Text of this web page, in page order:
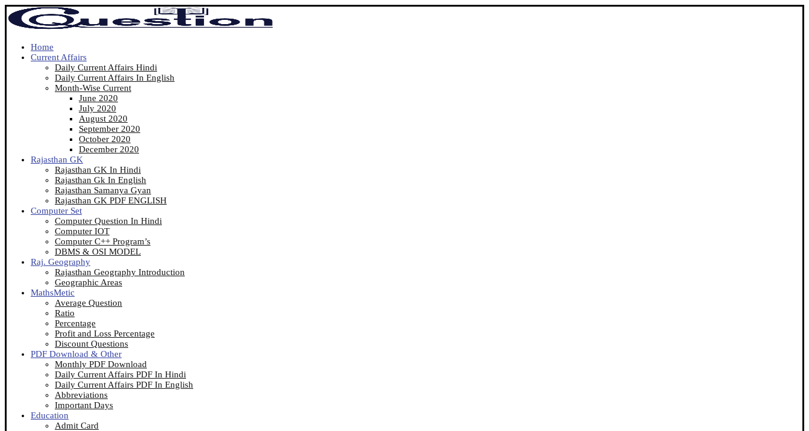
Home
Current Affairs
Daily Current Affairs Hindi
Daily Current Affairs In English
Month-Wise Current
June 2020
July 2020
August 2020
September 2020
October 2020
December 2020
Rajasthan GK
Rajasthan GK In Hindi
Rajasthan Gk In English
Rajasthan Samanya Gyan
Rajasthan GK PDF ENGLISH
Computer Set
Computer Question In Hindi
Computer IOT
Computer C++ Program’s
DBMS & OSI MODEL
Raj. Geography
Rajasthan Geography Introduction
Geographic Areas
MathsMetic
Average Question
Ratio
Percentage
Profit and Loss Percentage
Discount Questions
PDF Download & Other
Monthly PDF Download
Daily Current Affairs PDF In Hindi
Daily Current Affairs PDF In English
Abbreviations
Important Days
Education
Admit Card